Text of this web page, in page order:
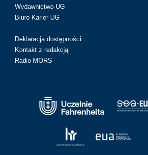
Wydawnictwo UG
Biuro Karier UG
Deklaracja dostępności
Kontakt z redakcją
Radio MORS